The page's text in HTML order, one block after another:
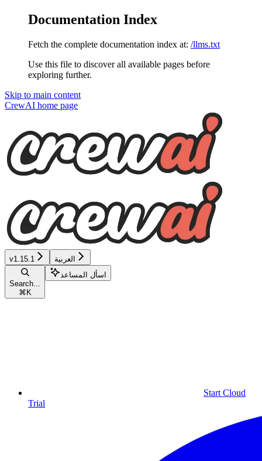
Documentation Index
Fetch the complete documentation index at: /llms.txt
Use this file to discover all available pages before
exploring further.
Skip to main content
CrewAI home page
v1.15.1 العربية
Search...
⌘ K
اسأل المساعد
Start Cloud
Trial